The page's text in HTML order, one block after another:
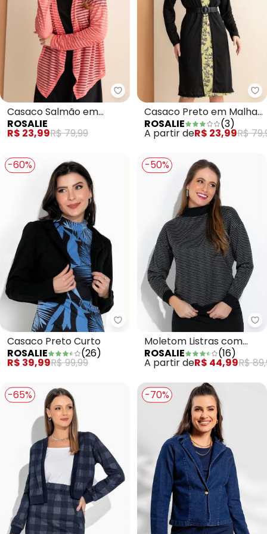
Rosalie - Casaco Salmão em
Casaco Salmão em
Malha Fio Tinto
ROSALIE
R$ 23,99R$ 79,99
Casaco Preto em Malha
Flamê
ROSALIE (3)
A partir deR$ 23,99R$
-60%
Rosalie - Casaco Preto Curto
Casaco Preto Curto
ROSALIE
(26)
R$ 39,99R$ 99,99
-50%
Moletom Listras com
Punhos
ROSALIE (16)
A partir deR$ 44,99R$
-65% -70%